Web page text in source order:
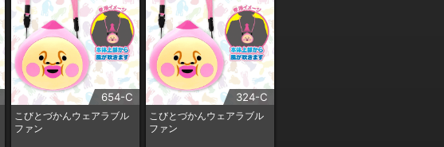
654-C
こびとづかんウェアラブル
ファン
324-C
こびとづかんウェアラブル
ファン